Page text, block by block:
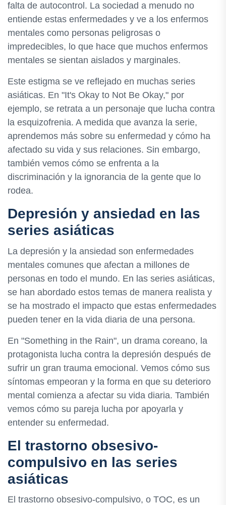
falta de autocontrol. La sociedad a menudo no
entiende estas enfermedades y ve a los enfermos
mentales como personas peligrosas o
impredecibles, lo que hace que muchos enfermos
mentales se sientan aislados y marginales.
Este estigma se ve reflejado en muchas series
asiáticas. En "It's Okay to Not Be Okay," por
ejemplo, se retrata a un personaje que lucha contra
la esquizofrenia. A medida que avanza la serie,
aprendemos más sobre su enfermedad y cómo ha
afectado su vida y sus relaciones. Sin embargo,
también vemos cómo se enfrenta a la
discriminación y la ignorancia de la gente que lo
rodea.
Depresión y ansiedad en las
series asiáticas
La depresión y la ansiedad son enfermedades
mentales comunes que afectan a millones de
personas en todo el mundo. En las series asiáticas,
se han abordado estos temas de manera realista y
se ha mostrado el impacto que estas enfermedades
pueden tener en la vida diaria de una persona.
En "Something in the Rain", un drama coreano, la
protagonista lucha contra la depresión después de
sufrir un gran trauma emocional. Vemos cómo sus
síntomas empeoran y la forma en que su deterioro
mental comienza a afectar su vida diaria. También
vemos cómo su pareja lucha por apoyarla y
entender su enfermedad.
El trastorno obsesivo-
compulsivo en las series
asiáticas
El trastorno obsesivo-compulsivo, o TOC, es un